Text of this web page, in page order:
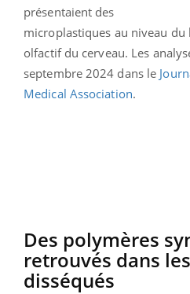
présentaient des
microplastiques au niveau
olfactif du cerveau. Les
septembre 2024 dans le
Medical Association.
Des polymères
retrouvés dans
disséqués